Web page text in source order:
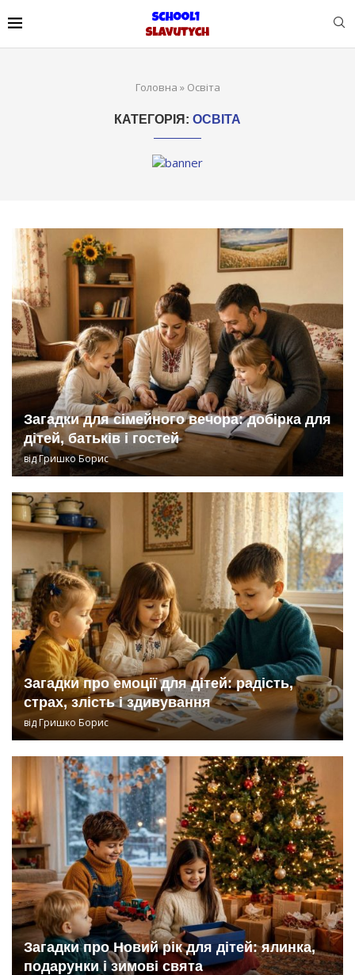
Головна » Освіта
КАТЕГОРІЯ: ОСВІТА
Загадки для сімейного вечора: добірка для
дітей, батьків і гостей
відГришко Борис
Загадки про емоції для дітей: радість,
страх, злість і здивування
від Гришко Борис
Загадки про Новий рік для дітей: ялинка,
подарунки і зимові свята